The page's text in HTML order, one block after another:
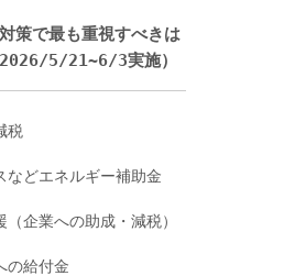
策で最も重視すべきは
5/21~6/3実施）
税
などエネルギー補助金
（企業への助成・減税）
の給付金